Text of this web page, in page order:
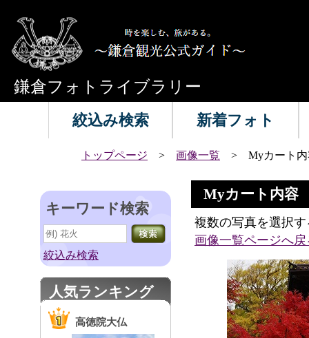
鎌倉フォトライブラリー
絞込み検索 新着フォト
トップページ > 画像一覧 > Myカート内
キーワード検索
絞込み検索
人気ランキング
高徳院大仏
Myカート内容
複数の写真を選択
画像一覧ページへ戻